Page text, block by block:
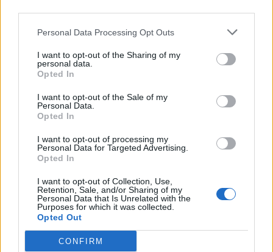
Personal Data Processing Opt Outs
I want to opt-out of the Sharing of my
personal data.
Opted In
I want to opt-out of the Sale of my
Personal Data.
Opted In
I want to opt-out of processing my
Personal Data for Targeted Advertising.
Opted In
I want to opt-out of Collection, Use,
Retention, Sale, and/or Sharing of my
Personal Data that Is Unrelated with the
Purposes for which it was collected.
Opted Out
CONFIRM
Ώρα να μπερδευτούμε ξανά: Γυρίζουμε τα
ρολόγια μία ώρα πίσω γιατί… έτσι συνηθίσαμε
16.10.25
ξαναζήσουμε το πιο παράλογο ευρωπαϊκό ραντεβού με τον
χρόνο: θα γυρίσουμε τα ρολόγια μας πίσω μία ώρα, για να
"εξοικονομήσουμε ενέργεια".